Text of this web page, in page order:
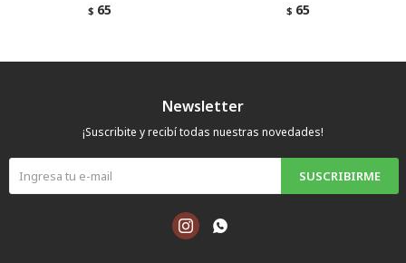
$ 65 $ 65
Newsletter
¡Suscribite y recibí todas nuestras novedades!
SUSCRIBIRME
 